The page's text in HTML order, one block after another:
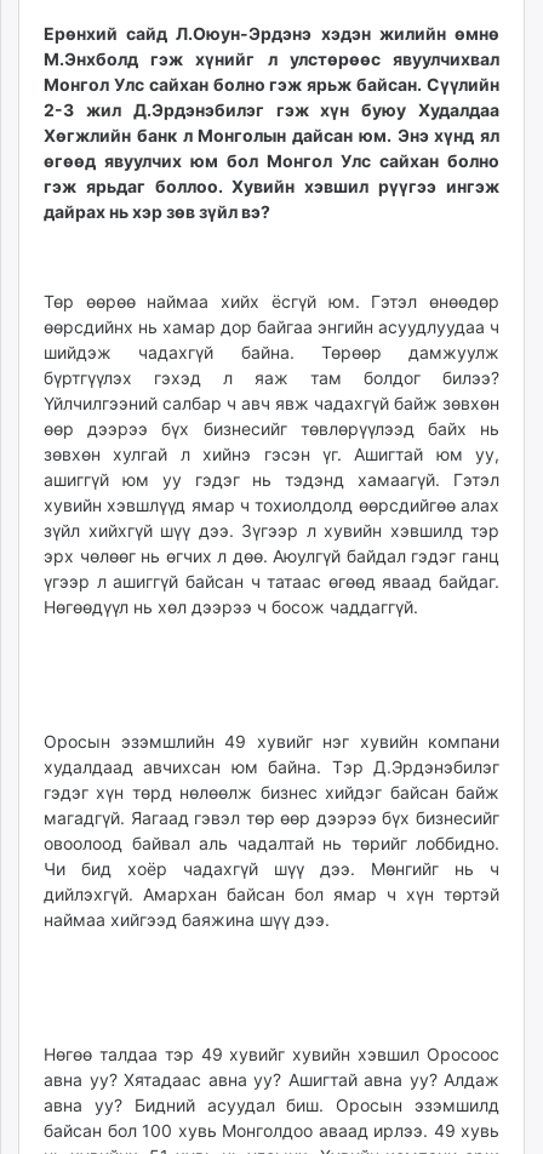
Ерөнхий сайд Л.Оюун-Эрдэнэ хэдэн жилийн өмнө
М.Энхболд гэж хүнийг л улстөрөөс явуулчихвал
Монгол Улс сайхан болно гэж ярьж байсан. Сүүлийн
2-3 жил Д.Эрдэнэбилэг гэж хүн буюу Худалдаа
Хөгжлийн банк л Монголын дайсан юм. Энэ хүнд ял
өгөөд явуулчих юм бол Монгол Улс сайхан болно
гэж ярьдаг боллоо. Хувийн хэвшил рүүгээ ингэж
дайрах нь хэр зөв зүйл вэ?
Төр өөрөө наймаа хийх ёсгүй юм. Гэтэл өнөөдөр
өөрсдийнх нь хамар дор байгаа энгийн асуудлуудаа ч
шийдэж чадахгүй байна. Төрөөр дамжуулж
бүртгүүлэх гэхэд л яаж там болдог билээ?
Үйлчилгээний салбар ч авч явж чадахгүй байж зөвхөн
өөр дээрээ бүх бизнесийг төвлөрүүлээд байх нь
зөвхөн хулгай л хийнэ гэсэн үг. Ашигтай юм уу,
ашиггүй юм уу гэдэг нь тэдэнд хамаагүй. Гэтэл
хувийн хэвшлүүд ямар ч тохиолдолд өөрсдийгөө алах
зүйл хийхгүй шүү дээ. Зүгээр л хувийн хэвшилд тэр
эрх чөлөөг нь өгчих л дөө. Аюулгүй байдал гэдэг ганц
үгээр л ашиггүй байсан ч татаас өгөөд яваад байдаг.
Нөгөөдүүл нь хөл дээрээ ч босож чаддаггүй.
Оросын эзэмшлийн 49 хувийг нэг хувийн компани
худалдаад авчихсан юм байна. Тэр Д.Эрдэнэбилэг
гэдэг хүн төрд нөлөөлж бизнес хийдэг байсан байж
магадгүй. Яагаад гэвэл төр өөр дээрээ бүх бизнесийг
овоолоод байвал аль чадалтай нь төрийг лоббидно.
Чи бид хоёр чадахгүй шүү дээ. Мөнгийг нь ч
дийлэхгүй. Амархан байсан бол ямар ч хүн төртэй
наймаа хийгээд баяжина шүү дээ.
Нөгөө талдаа тэр 49 хувийг хувийн хэвшил Оросоос
авна уу? Хятадаас авна уу? Ашигтай авна уу? Алдаж
авна уу? Бидний асуудал биш. Оросын эзэмшилд
байсан бол 100 хувь Монголдоо аваад ирлээ. 49 хувь